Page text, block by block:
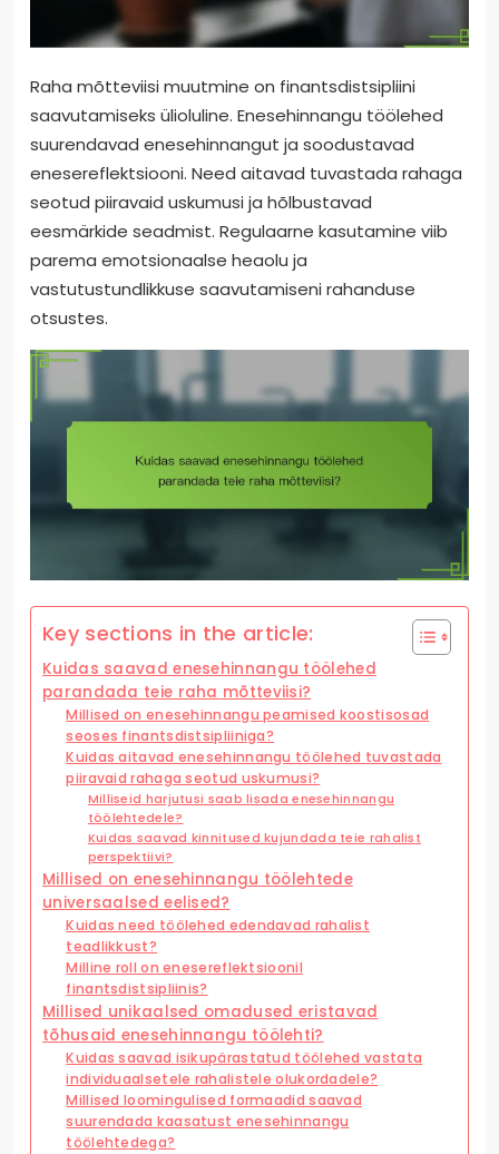
Raha mõtteviisi muutmine on finantsdistsipliini
saavutamiseks ülioluline. Enesehinnangu töölehed
suurendavad enesehinnangut ja soodustavad
enesereflektsiooni. Need aitavad tuvastada rahaga
seotud piiravaid uskumusi ja hõlbustavad
eesmärkide seadmist. Regulaarne kasutamine viib
parema emotsionaalse heaolu ja
vastutustundlikkuse saavutamiseni rahanduse
otsustes.
Key sections in the article:
Kuidas saavad enesehinnangu töölehed
parandada teie raha mõtteviisi?
Millised on enesehinnangu peamised koostisosad
seoses finantsdistsipliiniga?
Kuidas aitavad enesehinnangu töölehed tuvastada
piiravaid rahaga seotud uskumusi?
Milliseid harjutusi saab lisada enesehinnangu
töölehtedele?
Kuidas saavad kinnitused kujundada teie rahalist
perspektiivi?
Millised on enesehinnangu töölehtede
universaalsed eelised?
Kuidas need töölehed edendavad rahalist
teadlikkust?
Milline roll on enesereflektsioonil
finantsdistsipliinis?
Millised unikaalsed omadused eristavad
tõhusaid enesehinnangu töölehti?
Kuidas saavad isikupärastatud töölehed vastata
individuaalsetele rahalistele olukordadele?
Millised loomingulised formaadid saavad
suurendada kaasatust enesehinnangu
töölehtedega?